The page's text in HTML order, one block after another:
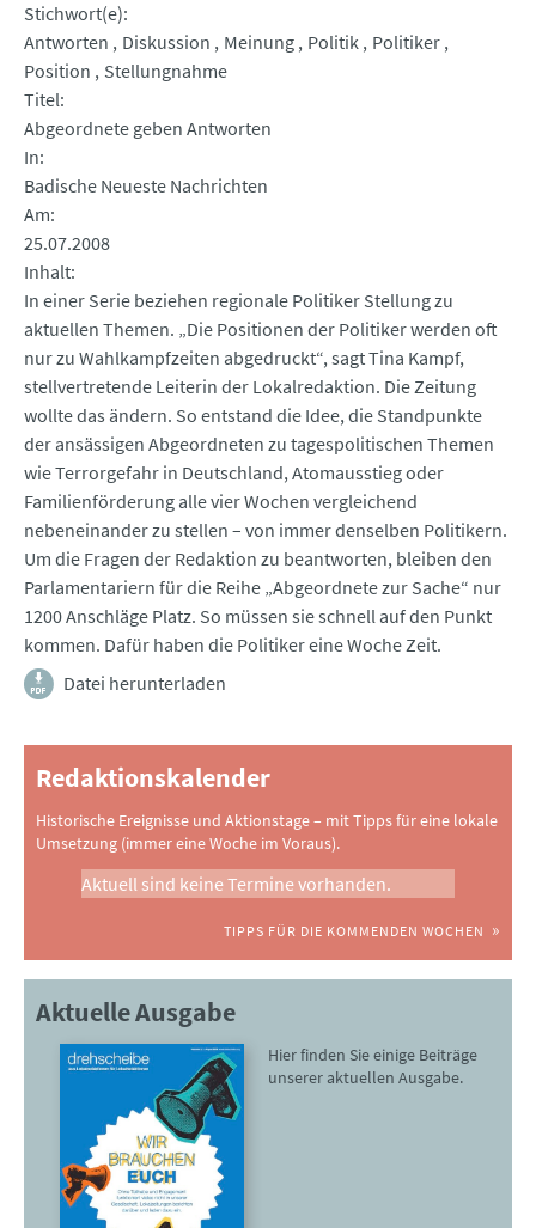
Stichwort(e)
Antworten
Diskussion Meinung Politik Politiker
Position
Stellungnahme
Titel
Abgeordnete geben Antworten
In
Badische Neueste Nachrichten
Am
25.07.2008
Inhalt
In einer Serie beziehen regionale Politiker Stellung zu
aktuellen Themen. „Die Positionen der Politiker werden oft
nur zu Wahlkampfzeiten abgedruckt“, sagt Tina Kampf,
stellvertretende Leiterin der Lokalredaktion. Die Zeitung
wollte das ändern. So entstand die Idee, die Standpunkte
der ansässigen Abgeordneten zu tagespolitischen Themen
wie Terrorgefahr in Deutschland, Atomausstieg oder
Familienförderung alle vier Wochen vergleichend
nebeneinander zu stellen – von immer denselben Politikern.
Um die Fragen der Redaktion zu beantworten, bleiben den
Parlamentariern für die Reihe „Abgeordnete zur Sache“ nur
1200 Anschläge Platz. So müssen sie schnell auf den Punkt
kommen. Dafür haben die Politiker eine Woche Zeit.
Datei herunterladen
Redaktionskalender
Historische Ereignisse und Aktionstage – mit Tipps für eine lokale
Umsetzung (immer eine Woche im Voraus).
Aktuell sind keine Termine vorhanden.
TIPPS FÜR DIE KOMMENDEN WOCHEN
Aktuelle Ausgabe
Hier finden Sie einige Beiträge
unserer aktuellen Ausgabe.